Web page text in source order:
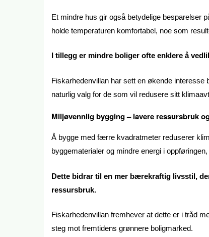
Et mindre hus gir også betydelige besparelser
holde temperaturen komfortabel, noe som
I tillegg er mindre boliger ofte enklere å
Fiskarhedenvillan har sett en økende
naturlig valg for de som vil redusere sitt
Miljøvennlig bygging – lavere ressursbruk
Å bygge med færre kvadratmeter reduserer
byggematerialer og mindre energi i
Dette bidrar til en mer bærekraftig livsstil,
ressursbruk.
Fiskarhedenvillan fremhever at dette er i tråd
steg mot fremtidens grønnere boligmarked.